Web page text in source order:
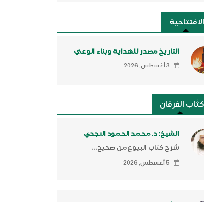
الافتتاحية
التاريخ مصدر للهداية وبناء الوعي
3 أغسطس, 2026
كتَّاب الفرقان
الشيخ: د. محمد الحمود النجدي
شرح كتاب البيوع من صحيح...
5 أغسطس, 2026